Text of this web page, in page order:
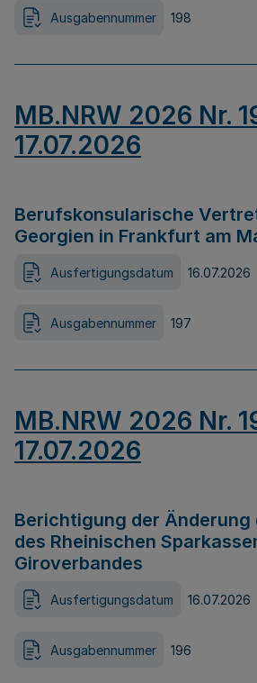
Ausgabennummer 198
MB.NRW 2026 Nr.
17.07.2026
Berufskonsularische
Georgien in Frankfurt am
Ausfertigungsdatum 16.07.2026
Ausgabennummer 197
MB.NRW 2026 Nr.
17.07.2026
Berichtigung der Änderung
des Rheinischen
Giroverbandes
Ausfertigungsdatum 16.07.2026
Ausgabennummer 196